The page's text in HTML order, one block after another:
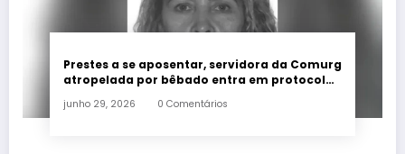
Prestes a se aposentar, servidora da Comurg
atropelada por bêbado entra em protocolo
junho 29, 2026 0 Comentários